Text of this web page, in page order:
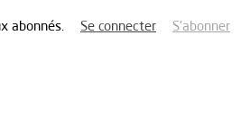
abonnés. Se connecter S’abonner